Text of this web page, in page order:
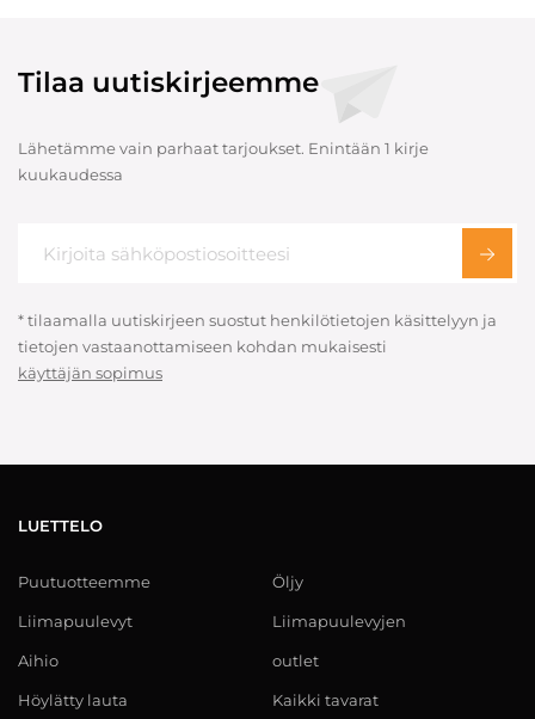
Tilaa uutiskirjeemme
Lähetämme vain parhaat tarjoukset. Enintään 1 kirje
kuukaudessa
* tilaamalla uutiskirjeen suostut henkilötietojen käsittelyyn ja
tietojen vastaanottamiseen kohdan mukaisesti
käyttäjän sopimus
LUETTELO
Puutuotteemme
Liimapuulevyt
Aihio
Höylätty lauta
Öljy
Liimapuulevyjen
outlet
Kaikki tavarat